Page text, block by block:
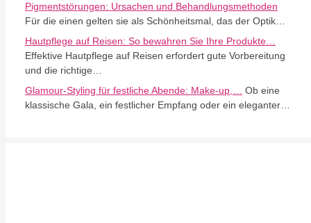
Pigmentstörungen: Ursachen und Behandlungsmethoden
Für die einen gelten sie als Schönheitsmal, das der Optik…
Hautpflege auf Reisen: So bewahren Sie Ihre Produkte…
Effektive Hautpflege auf Reisen erfordert gute Vorbereitung
und die richtige…
Glamour-Styling für festliche Abende: Make-up,…
Ob eine
klassische Gala, ein festlicher Empfang oder ein eleganter…